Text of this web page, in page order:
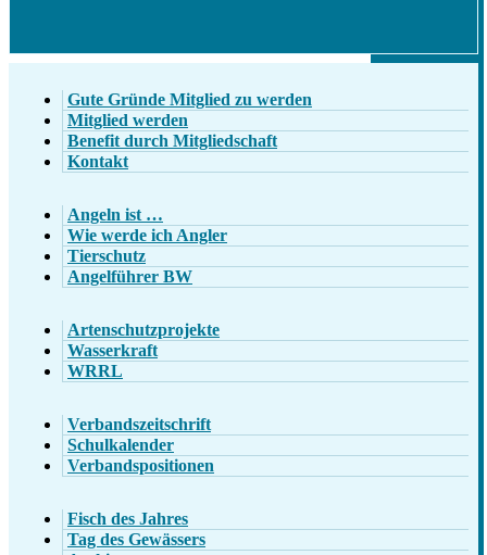
Gute Gründe Mitglied zu werden
Mitglied werden
Benefit durch Mitgliedschaft
Kontakt
Angeln ist …
Wie werde ich Angler
Tierschutz
Angelführer BW
Artenschutzprojekte
Wasserkraft
WRRL
Verbandszeitschrift
Schulkalender
Verbandspositionen
Fisch des Jahres
Tag des Gewässers